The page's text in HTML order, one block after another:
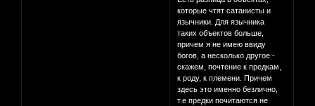
которые чтят сатанисты и
язычники. Для язычника
таких объектов больше,
причем я не имею ввиду
богов, а несколько другое -
скажем, почтение к предкам,
к роду, к племени. Причем
здесь это именно безлично,
т.е предки почитаются не